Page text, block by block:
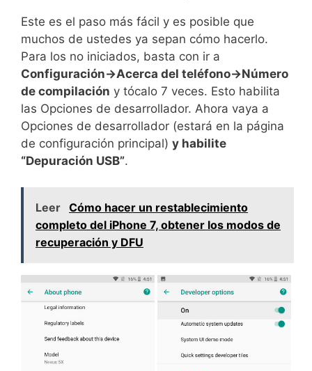
Este es el paso más fácil y es posible que
muchos de ustedes ya sepan cómo hacerlo.
Para los no iniciados, basta con ir a
Configuración->Acerca del teléfono->Número
de compilación y tócalo 7 veces. Esto habilita
las Opciones de desarrollador. Ahora vaya a
Opciones de desarrollador (estará en la página
de configuración principal) y habilite
“Depuración USB”.
Leer Cómo hacer un restablecimiento
completo del iPhone 7, obtener los modos de
recuperación y DFU